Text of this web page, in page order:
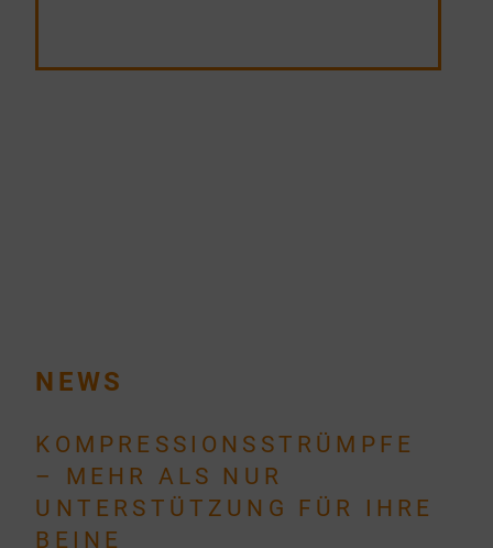
NEWS
KOMPRESSIONSSTRÜMPFE
– MEHR ALS NUR
UNTERSTÜTZUNG FÜR IHRE
BEINE